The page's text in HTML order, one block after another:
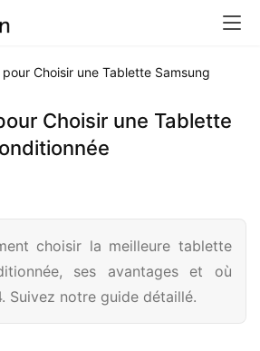
Choisir une Tablette Samsung
Choisir une Tablette
choisir la meilleure tablette
ses avantages et où
Suivez notre guide détaillé.